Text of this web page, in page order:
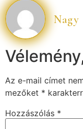
Az e-mail címet
mezőket *
Hozzászólás *